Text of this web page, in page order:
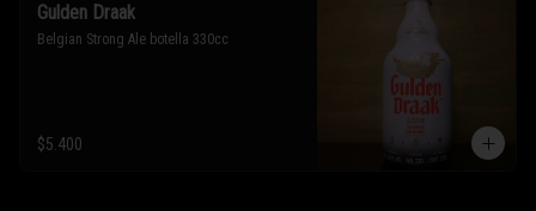
Gulden Draak
Belgian Strong Ale botella 330cc
$5.400